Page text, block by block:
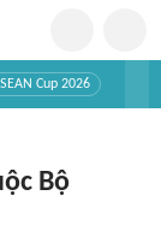
Cup 2026
Bộ